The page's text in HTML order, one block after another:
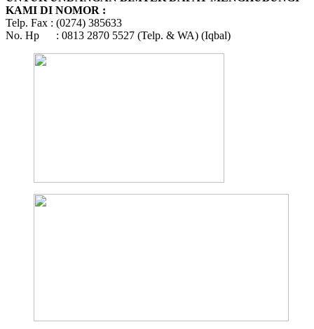
KAMI DI NOMOR :
Telp. Fax : (0274) 385633
No. Hp : 0813 2870 5527 (Telp. & WA) (Iqbal)